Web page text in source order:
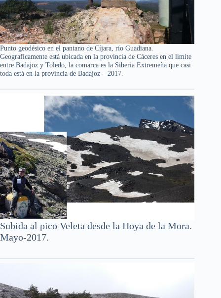
Punto geodésico en el pantano de Cíjara, río Guadiana.
Geograficamente está ubicada en la provincia de Cáceres en el limite
entre Badajoz y Toledo, la comarca es la Siberia Extremeña que casi
toda está en la provincia de Badajoz – 2017.
Subida al pico Veleta desde la Hoya de la Mora.
Mayo-2017.